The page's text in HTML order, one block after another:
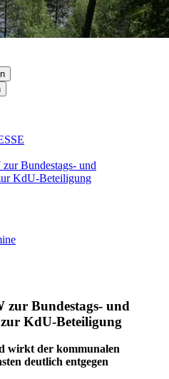
Bundestags- und
KdU-Beteiligung
zur Bundestags- und
KdU-Beteiligung
wirkt der kommunalen
deutlich entgegen